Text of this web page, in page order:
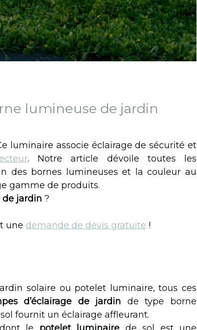
lumineuse de jardin
luminaire associe éclairage de sécurité et
. Notre article dévoile toutes les
des bornes lumineuses et la couleur au
gamme de produits.
jardin ?
une demande de devis gratuite !
solaire ou potelet luminaire, tous ces
d’éclairage de jardin de type borne
fournit un éclairage affleurant.